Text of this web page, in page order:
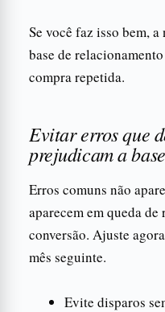
Se você faz isso bem,
base de
compra repetida.
Evitar erros que
prejudicam a base
Erros comuns não
aparecem em queda
conversão. Ajuste
mês seguinte.
Evite disparos